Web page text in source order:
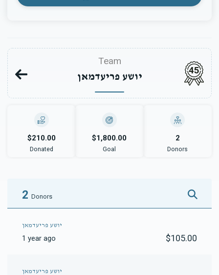
Team
יושע פריעדמאן
45
$210.00
Donated
$1,800.00
Goal
2
Donors
2 Donors
יושע פריעדמאן
1 year ago $105.00
יושע פריעדמאן